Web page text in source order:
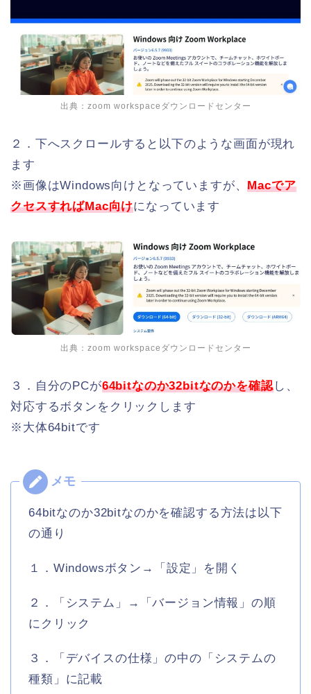
出典： zoom workspaceダウンロードセンター
２．下へスクロールすると以下のような画面が現れ
ます
※画像はWindows向けとなっていますが、Macでア
クセスすればMac向けになっています
出典： zoom workspaceダウンロードセンター
３．自分のPCが64bitなのか32bitなのかを確認し、
対応するボタンをクリックします
※大体64bitです
64bitなのか32bitなのかを確認する方法は以下
の通り
１．Windowsボタン→「設定」を開く
２．「システム」→「バージョン情報」の順
にクリック
３．「デバイスの仕様」の中の「システムの
種類」に記載